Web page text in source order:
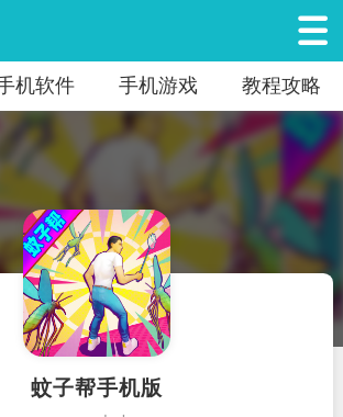
机软件 手机游戏 教程攻略
蚊子帮手机版